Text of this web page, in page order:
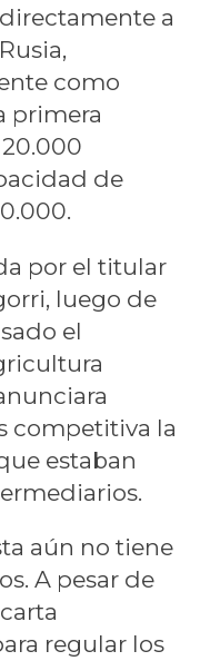
a
como
primera
de
por el titular
luego de
el
competitiva la
estaban
aún no tiene
A pesar de
regular los